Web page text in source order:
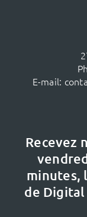
E-mail:
Recevez
minutes,
de